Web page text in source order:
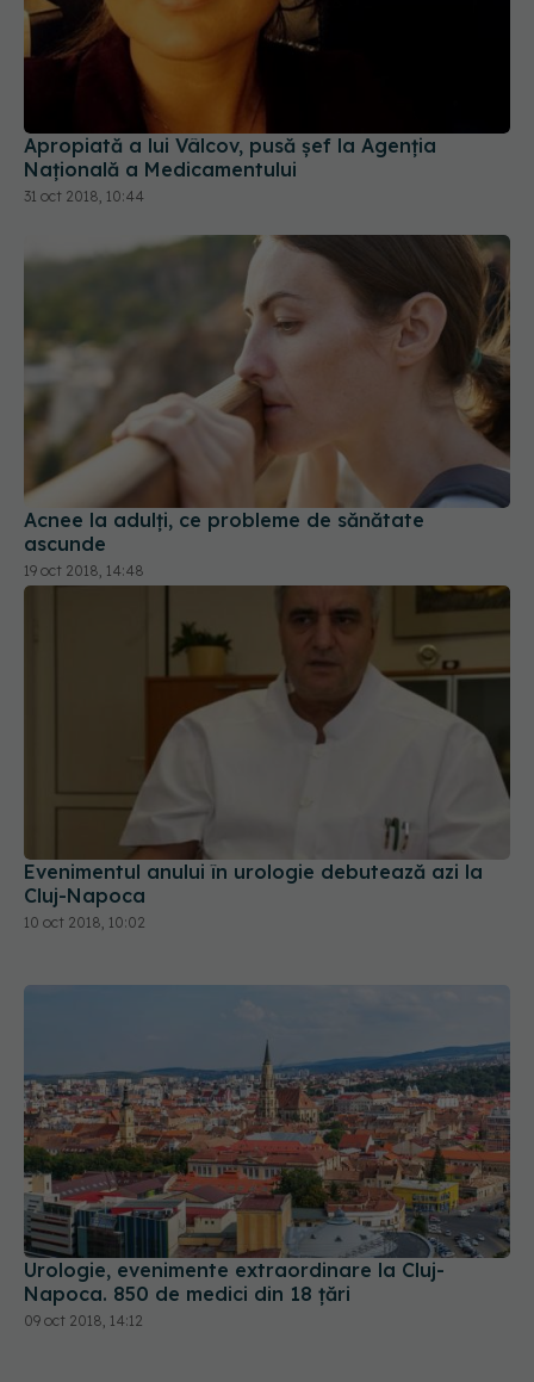
Apropiată a lui Vâlcov, pusă șef la Agenția
Națională a Medicamentului
31 oct 2018, 10:44
Acnee la adulți, ce probleme de sănătate
ascunde
19 oct 2018, 14:48
Evenimentul anului în urologie debutează azi la
Cluj-Napoca
10 oct 2018, 10:02
Urologie, evenimente extraordinare la Cluj-
Napoca. 850 de medici din 18 țări
09 oct 2018, 14:12